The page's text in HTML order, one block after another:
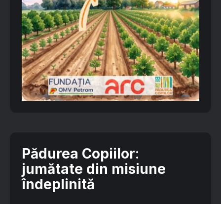
Pădurea Copiilor:
jumătate din misiune
îndeplinită